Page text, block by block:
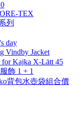
TEX
列
day
Vindby Jacket
for Kajka X-Lätt 45
飾 1 + 1
背包水壺袋組合價